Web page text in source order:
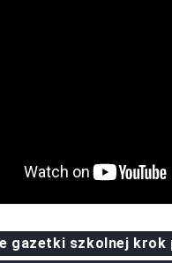
gazetki szkolnej krok